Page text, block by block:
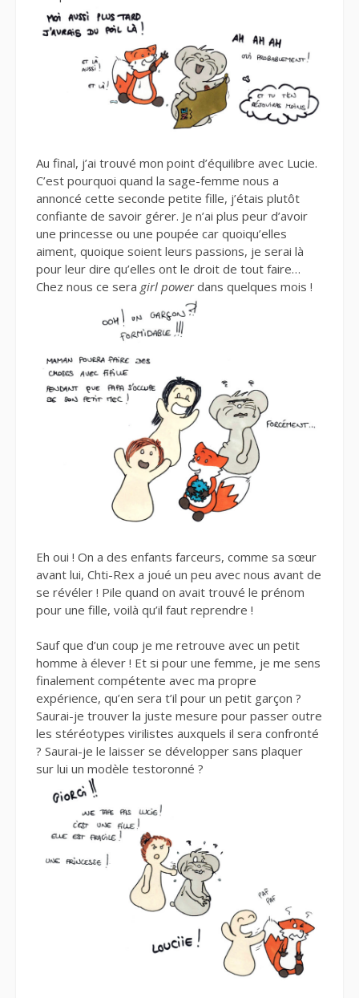
Au final, j’ai trouvé mon point d’équilibre avec Lucie.
C’est pourquoi quand la sage-femme nous a
annoncé cette seconde petite fille, j’étais plutôt
confiante de savoir gérer. Je n’ai plus peur d’avoir
une princesse ou une poupée car quoiqu’elles
aiment, quoique soient leurs passions, je serai là
pour leur dire qu’elles ont le droit de tout faire…
Chez nous ce sera girl powerdans quelques mois !
Eh oui ! On a des enfants farceurs, comme sa sœur
avant lui, Chti-Rex a joué un peu avec nous avant de
se révéler ! Pile quand on avait trouvé le prénom
pour une fille, voilà qu’il faut reprendre !
Sauf que d’un coup je me retrouve avec un petit
homme à élever ! Et si pour une femme, je me sens
finalement compétente avec ma propre
expérience, qu’en sera t’il pour un petit garçon ?
Saurai-je trouver la juste mesure pour passer outre
les stéréotypes virilistes auxquels il sera confronté
? Saurai-je le laisser se développer sans plaquer
sur lui un modèle testoronné ?